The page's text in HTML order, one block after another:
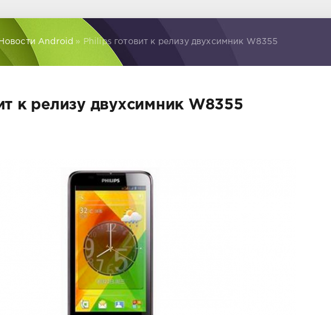
Новости Android » Philips готовит к релизу двухсимник W8355
к релизу двухсимник W8355